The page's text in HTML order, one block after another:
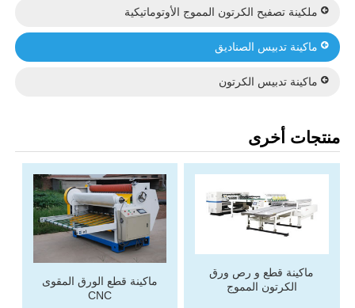
ملكينة تصفيح الكرتون المموج الأوتوماتيكية
ماكينة تدبيس الصناديق
ماكينة تدبيس الكرتون
منتجات أخرى
ماكينة قطع و رص ورق
الكرتون المموج
ماكينة قطع الورق المقوى
CNC